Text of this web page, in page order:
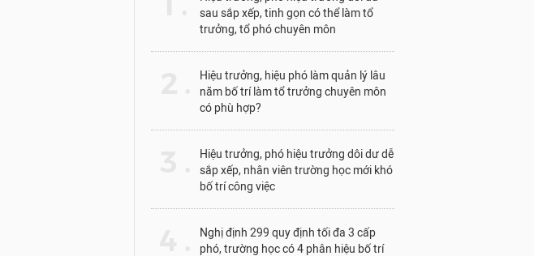
sau sắp xếp, tinh gọn có thể làm tổ
trưởng, tổ phó chuyên môn
Hiệu trưởng, hiệu phó làm quản lý lâu
năm bố trí làm tổ trưởng chuyên môn
có phù hợp?
Hiệu trưởng, phó hiệu trưởng dôi dư dễ
sắp xếp, nhân viên trường học mới khó
bố trí công việc
Nghị định 299 quy định tối đa 3 cấp
phó, trường học có 4 phân hiệu bố trí